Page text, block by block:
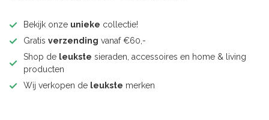
Bekijk onze unieke collectie!
Gratis verzending vanaf €60,-
Shop de leukste sieraden, accessoires en home & living
producten
Wij verkopen de leukste merken